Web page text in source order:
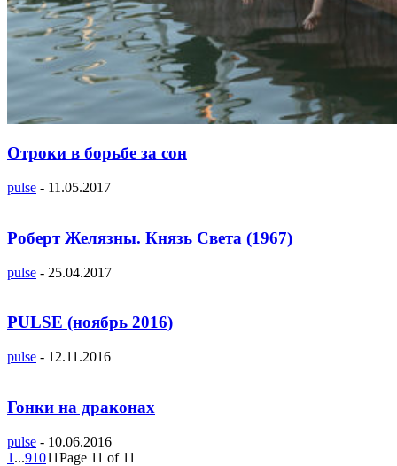
Отроки в борьбе за сон
pulse - 11.05.2017
Роберт Желязны. Князь Света (1967)
pulse - 25.04.2017
PULSE (ноябрь 2016)
pulse - 12.11.2016
Гонки на драконах
pulse - 10.06.2016
1 ...91011Page 11 of 11